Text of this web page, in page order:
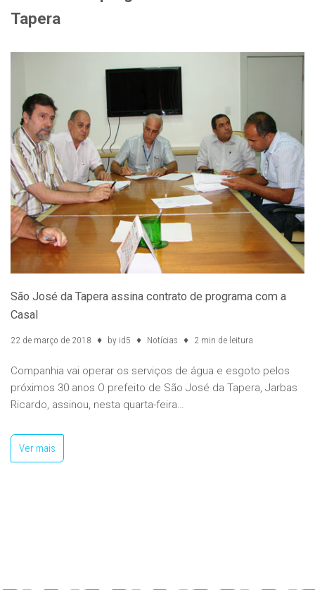
Tapera
São José da Tapera assina contrato de programa com a
Casal
22 de março de 2018 by id5 Notícias 2 min de leitura
Companhia vai operar os serviços de água e esgoto pelos
próximos 30 anos O prefeito de São José da Tapera, Jarbas
Ricardo, assinou, nesta quarta-feira…
Ver mais